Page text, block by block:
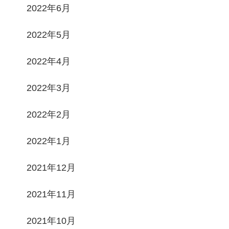
2022年6月
2022年5月
2022年4月
2022年3月
2022年2月
2022年1月
2021年12月
2021年11月
2021年10月